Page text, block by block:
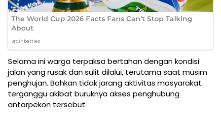
Selama ini warga terpaksa bertahan dengan kondisi
jalan yang rusak dan sulit dilalui, terutama saat musim
penghujan. Bahkan tidak jarang aktivitas masyarakat
terganggu akibat buruknya akses penghubung
antarpekon tersebut.